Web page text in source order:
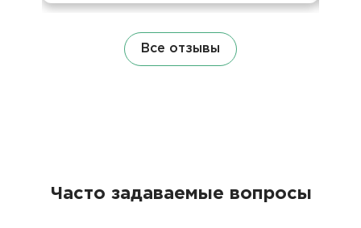
Все отзывы
Часто задаваемые вопросы